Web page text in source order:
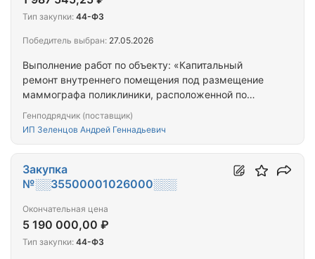
Выполнение работ по объекту: «Капитальный
ремонт внутреннего помещения под размещение
маммографа поликлиники, расположенной по
Советская, д. 5»
Генподрядчик (поставщик)
ИП Зеленцов Андрей Геннадьевич
Тип закупки: 44-ФЗ
Победитель выбран: 27.05.2026
Закупка
№░░35500001026000░░░
Окончательная цена
5 190 000,00 ₽
Тип закупки: 44-ФЗ